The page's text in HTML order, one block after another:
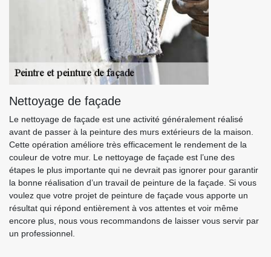
Nettoyage de façade
Le nettoyage de façade est une activité généralement réalisé
avant de passer à la peinture des murs extérieurs de la maison.
Cette opération améliore très efficacement le rendement de la
couleur de votre mur. Le nettoyage de façade est l’une des
étapes le plus importante qui ne devrait pas ignorer pour garantir
la bonne réalisation d’un travail de peinture de la façade. Si vous
voulez que votre projet de peinture de façade vous apporte un
résultat qui répond entièrement à vos attentes et voir même
encore plus, nous vous recommandons de laisser vous servir par
un professionnel.